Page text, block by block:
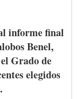
informefinal
Benel,
Gradode
elegidos
.